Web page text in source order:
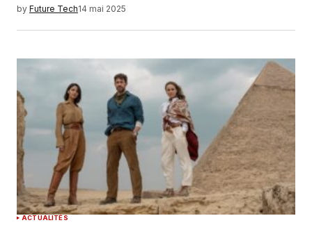
by Future Tech14 mai 2025
ACTUALITÉS